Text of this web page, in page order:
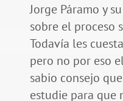
Jorge Páramo y
sobre el proceso
Todavía les
pero no por eso
sabio consejo
estudie para que